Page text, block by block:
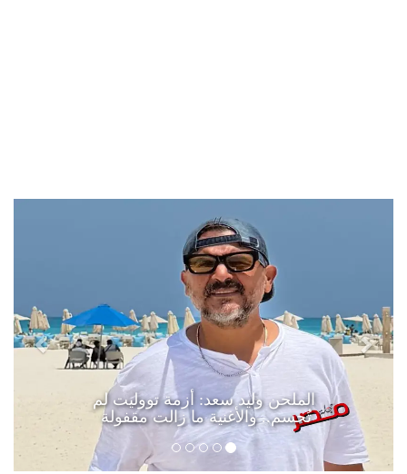
الملحن وليد سعد: أزمة تووليت لم
تُحسم.. والأغنية ما زالت مقفولة